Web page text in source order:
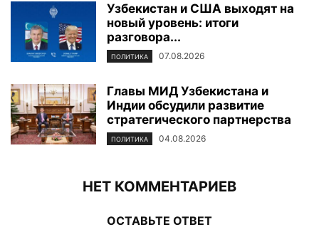
Узбекистан и США выходят на
новый уровень: итоги
разговора...
ПОЛИТИКА 07.08.2026
Главы МИД Узбекистана и
Индии обсудили развитие
стратегического партнерства
ПОЛИТИКА 04.08.2026
НЕТ КОММЕНТАРИЕВ
ОСТАВЬТЕ ОТВЕТ